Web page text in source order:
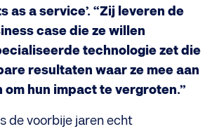
as a service’. “Zij leveren de
case die ze willen
technologie zet die
resultaten waar ze mee aan
om hun impact te vergroten.”
de voorbije jaren echt